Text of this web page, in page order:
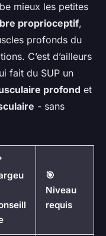
mieux les petites
proprioceptif,
profonds du
C’est d’ailleurs
fait du SUP un
profond et
- sans
🎯
Niveau
requis